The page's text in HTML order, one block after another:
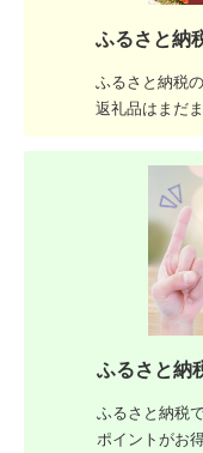
ふるさと納
ふるさと納税
返礼品はまだ
ふるさと納
ふるさと納税
ポイントがお